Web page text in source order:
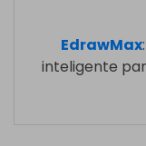
EdrawMax
inteligente